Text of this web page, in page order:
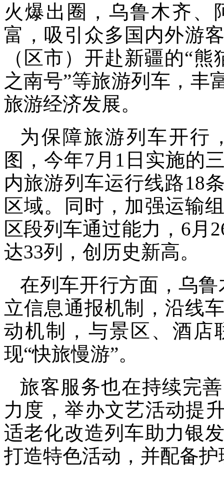
火爆出圈，乌鲁木齐、
富，吸引众多国内外游
（区市）开赴新疆的“
之南号”等旅游列车，丰
旅游经济发展。
为保障旅游列车开行
图，今年7月1日实施的
内旅游列车运行线路18
区域。同时，加强运输
区段列车通过能力，6月
达33列，创历史新高。
在列车开行方面，乌
立信息通报机制，沿线
动机制，与景区、酒店
现“快旅慢游”。
旅客服务也在持续完
力度，举办文艺活动提
适老化改造列车助力银
打造特色活动，并配备